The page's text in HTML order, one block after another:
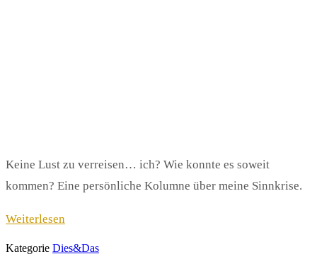
Keine Lust zu verreisen… ich? Wie konnte es soweit
kommen? Eine persönliche Kolumne über meine Sinnkrise.
Weiterlesen
Kategorie Dies&Das